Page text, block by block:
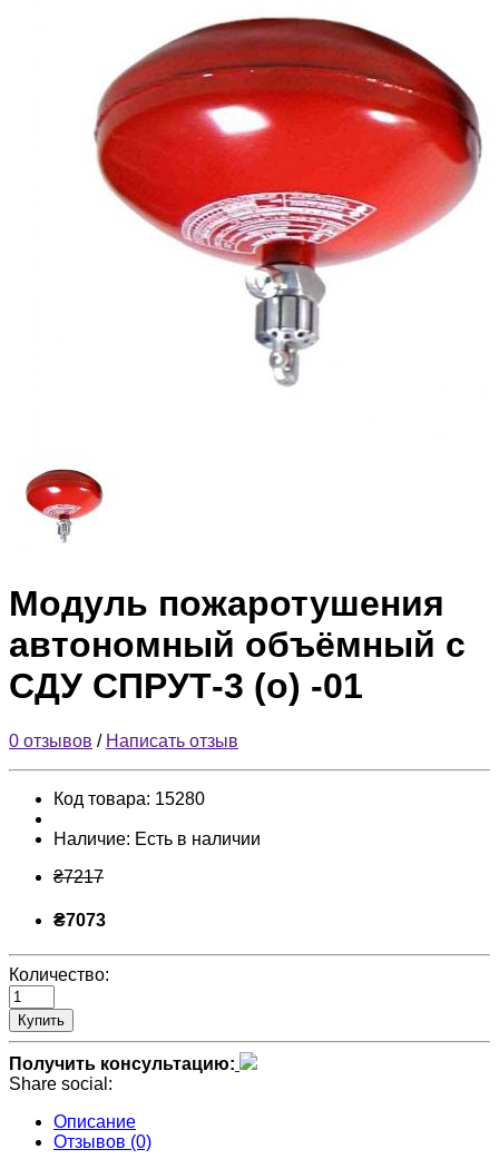
Модуль пожаротушения
автономный объёмный с
СДУ СПРУТ-3 (о) -01
0 отзывов / Написать отзыв
Код товара: 15280
Наличие: Есть в наличии
₴7217
₴7073
Количество:
Купить
Получить консультацию:
Share social:
Описание
Отзывов (0)